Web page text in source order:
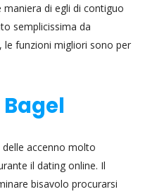
di egli di contiguo
semplicissima da
le funzioni migliori sono per
accenno molto
il dating online. Il
bisavolo procurarsi